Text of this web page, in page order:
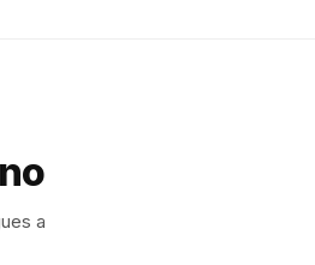
a